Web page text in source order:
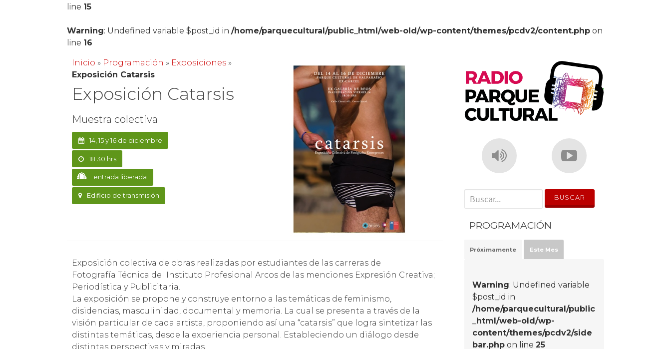
line 15
Warning: Undefined variable $post_id in/home/parquecultural/public_html/web-old/wp-content/themes/pcdv2/content.php on
line 16
Inicio » Programación » Exposiciones »
Exposición Catarsis
Exposición Catarsis
Muestra colectiva
14, 15 y 16 de diciembre
18:30 hrs
entrada liberada
Edificio de transmisión
Exposición colectiva de obras realizadas por estudiantes de las carreras de
Fotografía Técnica del Instituto Profesional Arcos de las menciones Expresión Creativa;
Periodística y Publicitaria.
La exposición se propone y construye entorno a las temáticas de feminismo,
disidencias, masculinidad, documental y memoria. La cual se presenta a través de la
visión particular de cada artista, proponiendo así una “catarsis” que logra sintetizar las
distintas temáticas, desde la experiencia personal. Estableciendo un diálogo desde
distintas perspectivas y miradas.
' . __('Search for:') . '
PROGRAMACIÓN
Próximamente Este Mes
Warning: Undefined variable
$post_id in
/home/parquecultural/public
_html/web-old/wp-
content/themes/pcdv2/side
bar.php on line25